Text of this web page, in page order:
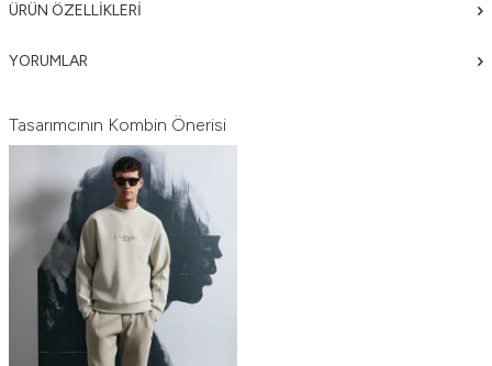
ÜRÜN ÖZELLIKLERI
YORUMLAR
Tasarımcının Kombin Önerisi